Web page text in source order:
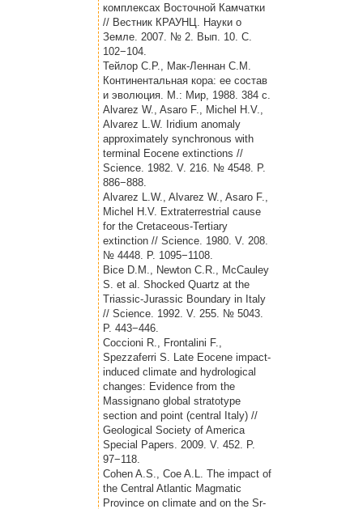
комплексах Восточной Камчатки
// Вестник КРАУНЦ. Науки о
Земле. 2007. № 2. Вып. 10. С.
102−104.
Тейлор С.Р., Мак-Леннан С.М.
Континентальная кора: ее состав
и эволюция. М.: Мир, 1988. 384 с.
Alvarez W., Asaro F., Michel H.V.,
Alvarez L.W. Iridium anomaly
approximately synchronous with
terminal Eocene extinctions //
Science. 1982. V. 216. № 4548. P.
886−888.
Alvarez L.W., Alvarez W., Asaro F.,
Michel H.V. Extraterrestrial cause
for the Cretaceous-Tertiary
extinction // Science. 1980. V. 208.
№ 4448. P. 1095−1108.
Bice D.M., Newton C.R., McCauley
S. et al. Shocked Quartz at the
Triassic-Jurassic Boundary in Italy
// Science. 1992. V. 255. № 5043.
P. 443−446.
Coccioni R., Frontalini F.,
Spezzaferri S. Late Eocene impact-
induced climate and hydrological
changes: Evidence from the
Massignano global stratotype
section and point (central Italy) //
Geological Society of America
Special Papers. 2009. V. 452. P.
97−118.
Cohen A.S., Coe A.L. The impact of
the Central Atlantic Magmatic
Province on climate and on the Sr-